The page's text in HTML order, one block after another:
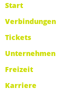
Start
Verbindungen
Tickets
Unternehmen
Freizeit
Karriere